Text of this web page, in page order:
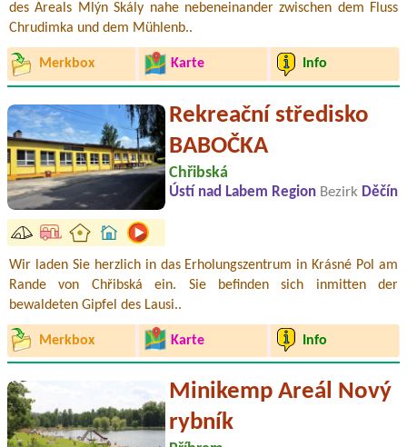
des Areals Mlýn Skály nahe nebeneinander zwischen dem Fluss
Chrudimka und dem Mühlenb..
Merkbox Karte Info
Rekreační středisko
BABOČKA
Chřibská
Ústí nad Labem Region Bezirk Děčín
Wir laden Sie herzlich in das Erholungszentrum in Krásné Pol am
Rande von Chřibská ein. Sie befinden sich inmitten der
bewaldeten Gipfel des Lausi..
Merkbox Karte Info
Minikemp Areál Nový
rybník